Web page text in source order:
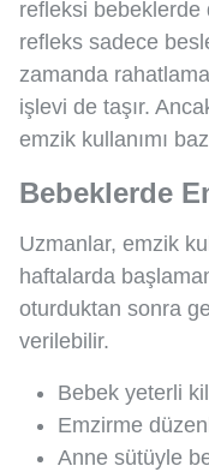
refleksi bebeklerde
refleks sadece
zamanda
işlevi de taşır.
emzik kullanımı
Bebeklerde
Uzmanlar, emzik
haftalarda
oturduktan sonra
verilebilir.
Bebek yeterli
Emzirme
Anne sütüyle